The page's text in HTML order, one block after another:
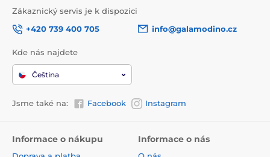
Zákaznický servis je k dispozici
+420 739 400 705
info@galamodino.cz
Kde nás najdete
Čeština
Jsme také na: Facebook Instagram
Informace o nákupu Informace o nás